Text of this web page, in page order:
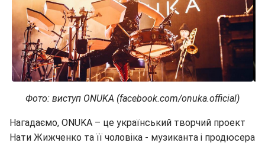
Фото: виступ ONUKA (facebook.com/onuka.official)
Нагадаємо, ONUKA – це український творчий проект
Нати Жижченко та її чоловіка - музиканта і продюсера